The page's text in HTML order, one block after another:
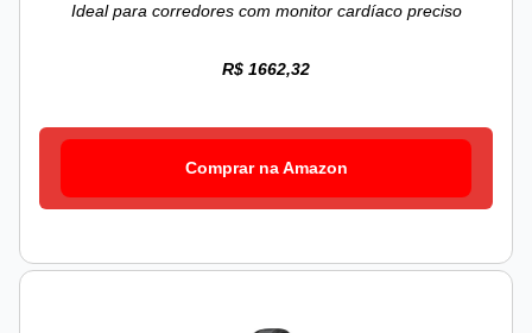
Ideal para corredores com monitor cardíaco preciso
R$ 1662,32
Comprar na Amazon